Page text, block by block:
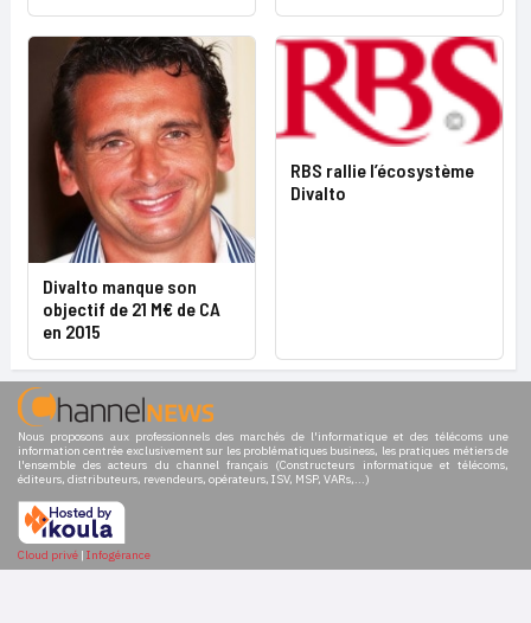
Divalto manque son
objectif de 21 M€ de CA
en 2015
RBS rallie l’écosystème
Divalto
Nous proposons aux professionnels des marchés de l'informatique et des télécoms une
information centrée exclusivement sur les problématiques business, les pratiques métiers de
l'ensemble des acteurs du channel français (Constructeurs informatique et télécoms,
éditeurs, distributeurs, revendeurs, opérateurs, ISV, MSP, VARs,...)
Cloud privé | Infogérance